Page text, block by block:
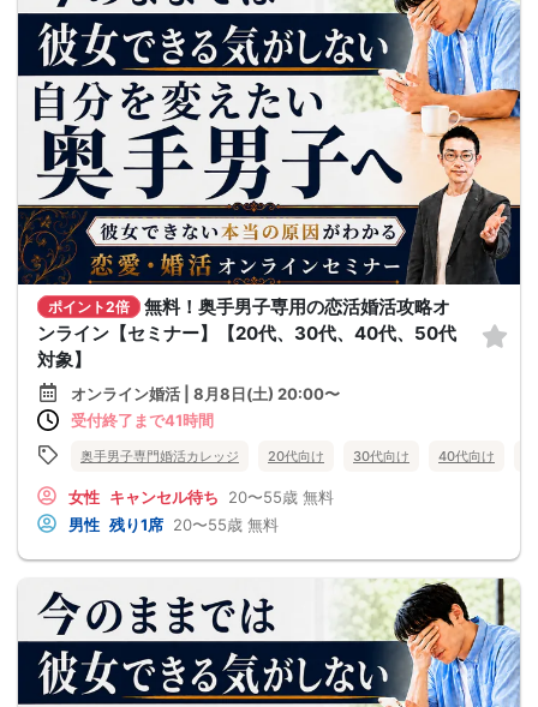
ポイント2倍
無料！奥手男子専用の恋活婚活攻略オ
ンライン【セミナー】【20代、30代、40代、50代
対象】
オンライン婚活 | 8月8日(土) 20:00〜
受付終了まで41時間
奥手男子専門婚活カレッジ 20代向け 30代向け 40代向け
女性 キャンセル待ち 20〜55歳 無料
男性 残り1席 20〜55歳 無料